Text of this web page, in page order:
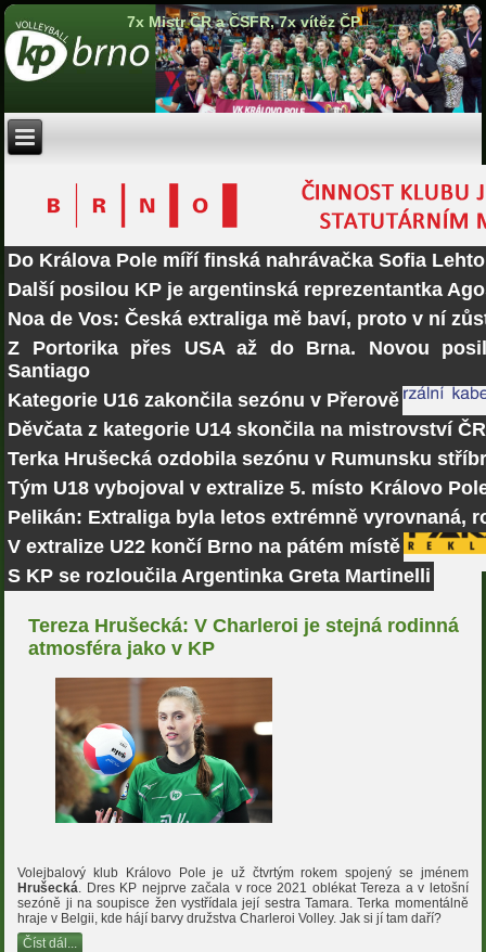
7x Mistr ČR a ČSFR, 7x vítěz ČP
Do Králova Pole míří finská nahrávačka Sofia Lehto
Další posilou KP je argentinská reprezentantka
Noa de Vos: Česká extraliga mě baví, proto v ní
Z Portorika přes USA až do Brna. Novou
Santiago
Kategorie U16 zakončila sezónu v Přerově
Děvčata z kategorie U14 skončila na mistrovství
Terka Hrušecká ozdobila sezónu v Rumunsku
Tým U18 vybojoval v extralize 5. místo Královo
Pelikán: Extraliga byla letos extrémně vyrovnaná,
V extralize U22 končí Brno na pátém místě
S KP se rozloučila Argentinka Greta Martinelli
Tereza Hrušecká: V Charleroi je stejná rodinná
atmosféra jako v KP
Volejbalový klub Královo Pole je už čtvrtým rokem spojený se jménem
Hrušecká
. Dres KP nejprve začala v roce 2021 oblékat Tereza a v letošní
sezóně ji na soupisce žen vystřídala její sestra Tamara. Terka momentálně
hraje v Belgii, kde hájí barvy družstva Charleroi Volley. Jak si jí tam daří?
Číst dál...